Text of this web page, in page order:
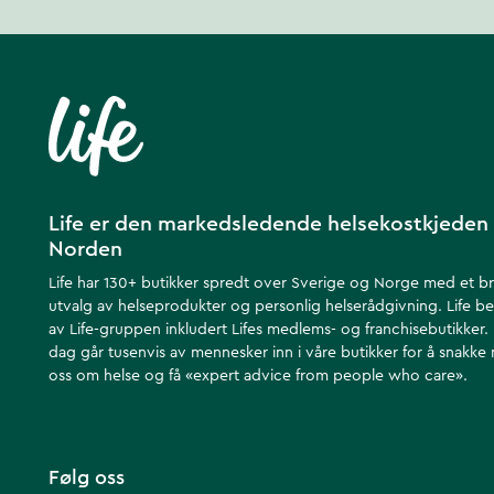
Life er den markedsledende helsekostkjeden
Norden
Life har 130+ butikker spredt over Sverige og Norge med et
utvalg av helseprodukter og personlig helserådgivning. Life
av Life-gruppen inkludert Lifes medlems- og franchisebutikker.
dag går tusenvis av mennesker inn i våre butikker for å snakke
oss om helse ​​og få «expert advice from people who care».
Følg oss